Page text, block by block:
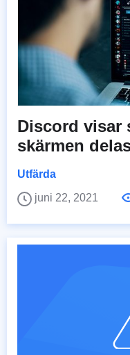
Discord visar
skärmen
Utfärda
juni 22, 2021